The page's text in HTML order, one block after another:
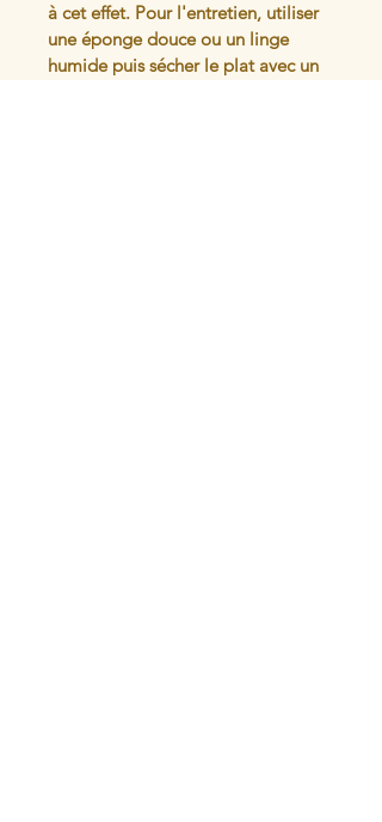
à cet effet. Pour l'entretien, utiliser
une éponge douce ou un linge
humide puis sécher le plat avec un